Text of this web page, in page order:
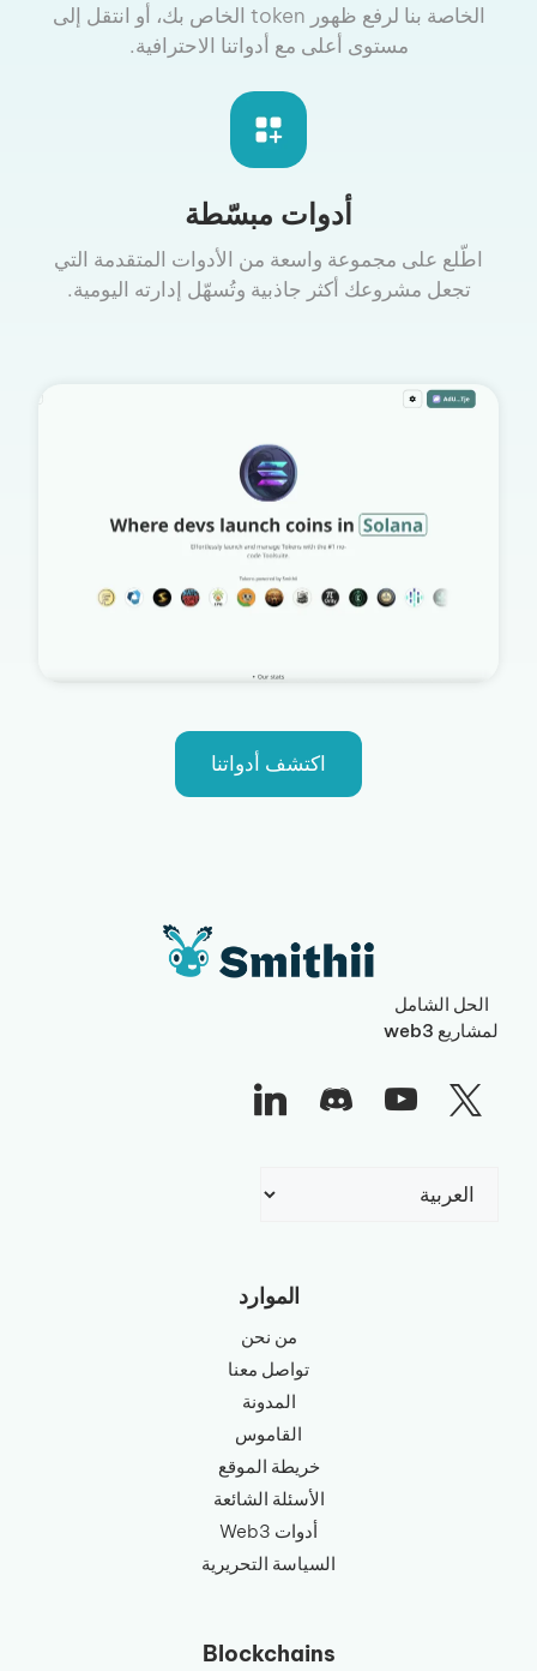
الخاصة بنا لرفع ظهور token الخاص بك، أو انتقل إلى
مستوى أعلى مع أدواتنا الاحترافية.
أدوات مبسّطة
اطّلع على مجموعة واسعة من الأدوات المتقدمة التي
تجعل مشروعك أكثر جاذبية وتُسهّل إدارته اليومية.
اكتشف أدواتنا
الحل الشامل
لمشاريع web3
اختر
الموارد
من نحن
تواصل معنا
المدونة
القاموس
خريطة الموقع
الأسئلة الشائعة
أدوات Web3
السياسة التحريرية
Blockchains